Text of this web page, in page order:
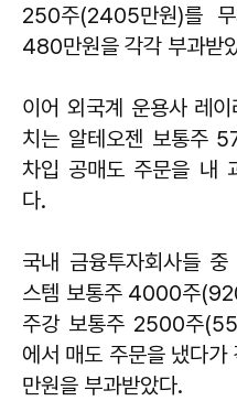
250주(2405만원)를
480만원을 각각 부과받
이어 외국계 운용사 레
치는 알테오젠 보통주
차입 공매도 주문을 내
다.
국내 금융투자회사들 중
스템 보통주 4000주
주강 보통주 2500주
에서 매도 주문을 냈다
만원을 부과받았다.